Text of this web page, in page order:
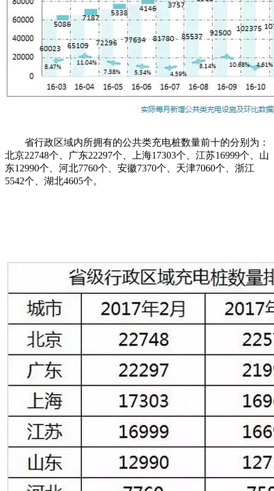
省行政区域内所拥有的公共类充电桩数量前十的分别为：
北京22748个、广东22297个、上海17303个、江苏16999个、山
东12990个、河北7760个、安徽7370个、天津7060个、浙江
5542个、湖北4605个。